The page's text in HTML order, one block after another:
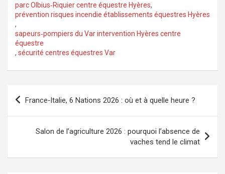
parc Olbius‑Riquier centre équestre Hyères,
prévention risques incendie établissements équestres Hyères
,
sapeurs‑pompiers du Var intervention Hyères centre
équestre
, sécurité centres équestres Var
Navigation
France‑Italie, 6 Nations 2026 : où et à quelle heure ?
Salon de l’agriculture 2026 : pourquoi l’absence de
vaches tend le climat